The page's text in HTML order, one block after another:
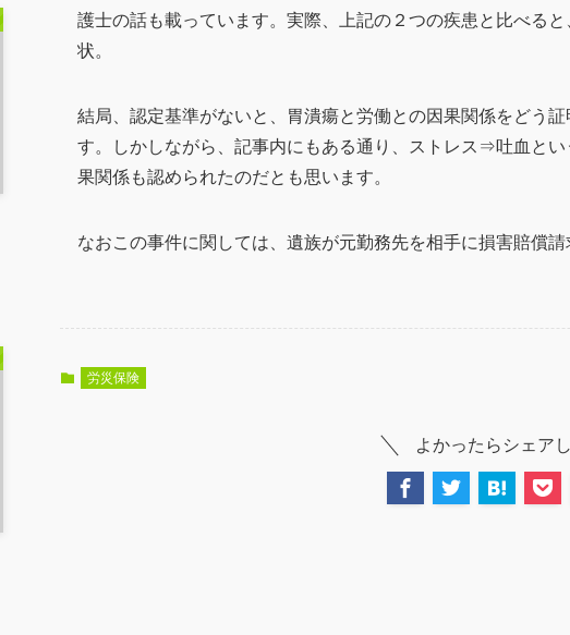
護士の話も載っています。実際、上記の２つの疾患と比べる
状。
結局、認定基準がないと、胃潰瘍と労働との因果関係をどう
す。しかしながら、記事内にもある通り、ストレス⇒吐血と
果関係も認められたのだとも思います。
なおこの事件に関しては、遺族が元勤務先を相手に損害賠償
労災保険
よかったらシェア